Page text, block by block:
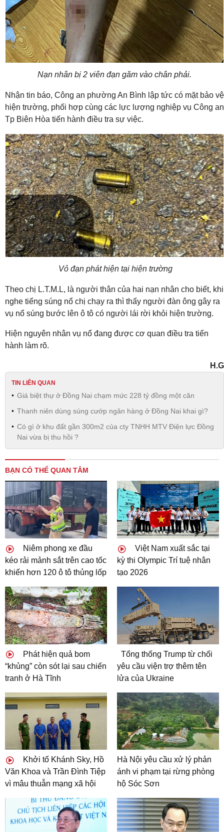
Nạn nhân bị 2 viên đạn găm vào chân phải.
Nhận tin báo, Công an phường An Bình lập tức có mặt bảo vệ
hiện trường, phối hợp cùng các lực lượng nghiệp vụ Công an
Tp Biên Hòa tiến hành điều tra sự việc.
Vỏ đạn phát hiện tại hiện trường
Theo chị L.T.M.L, là người thân của hai nạn nhân cho biết, khi
nghe tiếng súng nổ chị chạy ra thì thấy người đàn ông gây ra
vụ nổ súng bước lên ô tô có người lái rời khỏi hiện trường.
Hiện nguyên nhân vụ nổ đang được cơ quan điều tra tiến
hành làm rõ.
H.G
TIN LIÊN QUAN
Giá biệt thự ở Đồng Nai chạm mức 228 tỷ đồng một căn
Thanh niên dùng súng cướp ngân hàng ở Đồng Nai khai gì?
Có gì ở khu đất gần 300m2 của cty TNHH MTV Điện lực Đồng
Nai vừa bị thu hồi ?
BẠN CÓ THỂ QUAN TÂM
Niêm phong xe đầu
kéo rải mảnh sắt trên cao tốc
khiến hơn 120 ô tô thủng lốp
Việt Nam xuất sắc tại
kỳ thi Olympic Trí tuệ nhân
tạo 2026
Phát hiện quả bom
“khủng” còn sót lại sau chiến
tranh ở Hà Tĩnh
Tổng thống Trump từ chối
yêu cầu viện trợ thêm tên
lửa của Ukraine
Khởi tố Khánh Sky, Hồ
Văn Khoa và Trần Đình Tiệp
vì mâu thuẫn mạng xã hội
Hà Nội yêu cầu xử lý phản
ánh vi phạm tại rừng phòng
hộ Sóc Sơn